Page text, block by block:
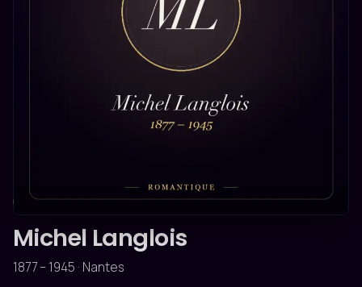
ROMANTIQUE
Michel Langlois
1877 – 1945 · Nantes